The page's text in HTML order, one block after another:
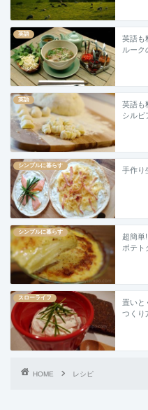
英語
英語も
ルーク
英語
英語も
シルビ
シンプルに暮らす
手作り
シンプルに暮らす
超簡単
ポテト
スローライフ
置いと
つくり
HOME レシピ